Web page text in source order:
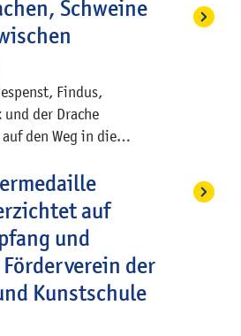
des Duschbereichs
durch eine
wurden bereits
die 2. Klasse
mitzumachen. Die
Jede Teilnehmerin und
der Stadtbücherei
der nur für
HEISS-AUF-LESEN-
Schweine
Findus,
der Drache
den Weg in die
und Figurentheater-
Mal lässt die
an vier
im August die
erzählen.
auf
und
der
Kunstschule